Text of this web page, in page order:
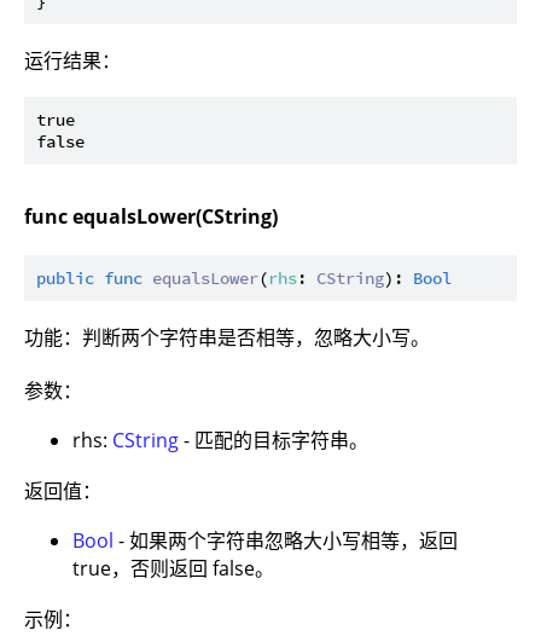
运行结果：
true
func equalsLower(CString)
public func equalsLower(rhs: CString): Bool
功能：判断两个字符串是否相等，忽略大小写。
参数：
rhs: CString- 匹配的目标字符串。
返回值：
Bool - 如果两个字符串忽略大小写相等，返回
true，否则返回 false。
示例：